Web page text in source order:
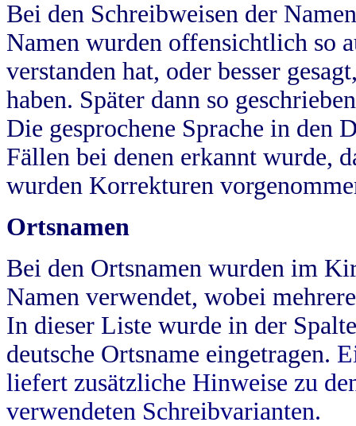
Bei den Schreibweisen der
Namen wurden offensichtlich so
verstanden hat, oder besser
haben. Später dann so
Die gesprochene Sprache in
Fällen bei denen erkannt wurde,
wurden Korrekturen
Ortsnamen
Bei den Ortsnamen wurden im
Namen verwendet, wobei
In dieser Liste wurde in der
deutsche Ortsname eingetragen.
liefert zusätzliche Hinweise zu
verwendeten Schreibvarianten.